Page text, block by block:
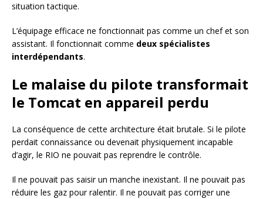
situation tactique.
L’équipage efficace ne fonctionnait pas comme un chef et son
assistant. Il fonctionnait comme deux spécialistes
interdépendants.
Le malaise du pilote transformait
le Tomcat en appareil perdu
La conséquence de cette architecture était brutale. Si le pilote
perdait connaissance ou devenait physiquement incapable
d’agir, le RIO ne pouvait pas reprendre le contrôle.
Il ne pouvait pas saisir un manche inexistant. Il ne pouvait pas
réduire les gaz pour ralentir. Il ne pouvait pas corriger une